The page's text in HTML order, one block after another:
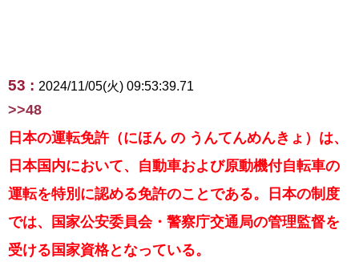
53 : 2024/11/05(火) 09:53:39.71
>>48
日本の運転免許（にほん の うんてんめんきょ）は、
日本国内において、自動車および原動機付自転車の
運転を特別に認める免許のことである。日本の制度
では、国家公安委員会・警察庁交通局の管理監督を
受ける国家資格となっている。